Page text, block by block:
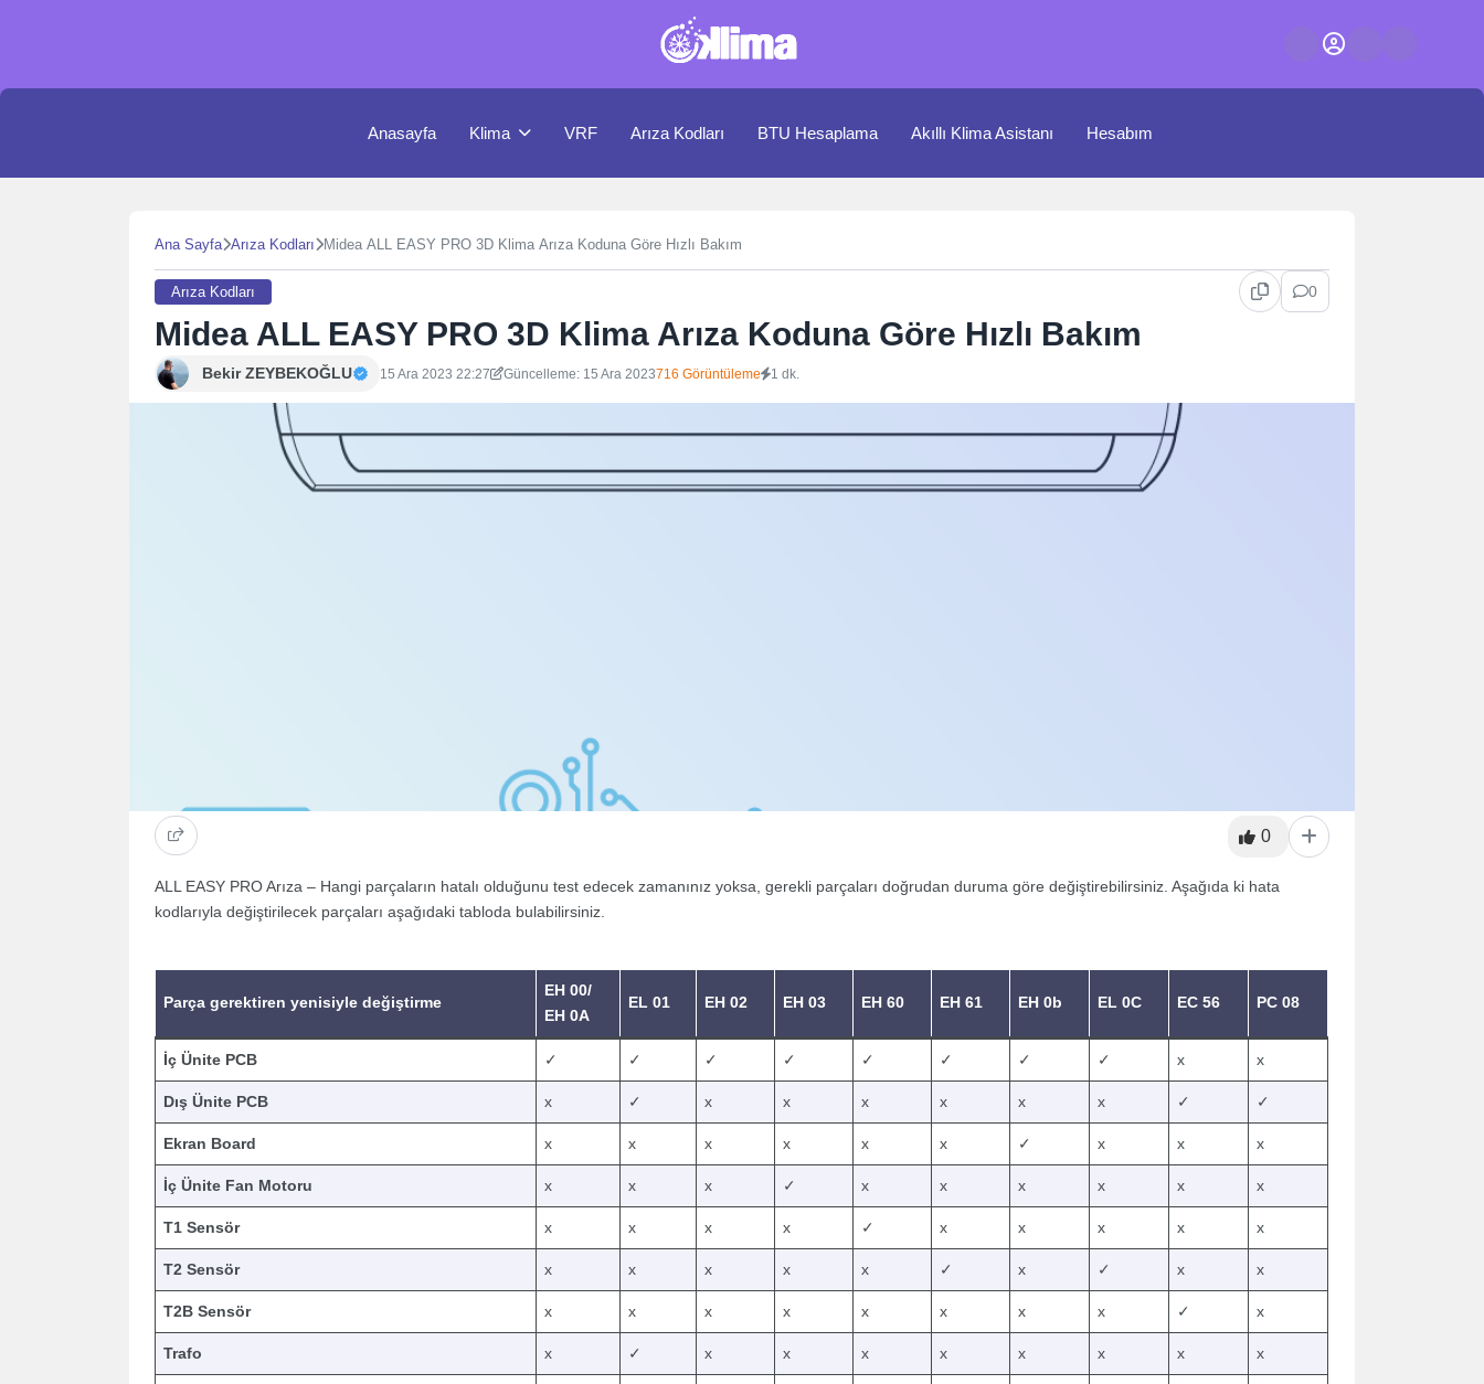
Anasayfa Klima VRF Arıza Kodları BTU Hesaplama Akıllı Klima Asistanı Hesabım
Ana Sayfa Arıza Kodları Midea ALL EASY PRO 3D Klima Arıza Koduna Göre Hızlı Bakım
Arıza Kodları 0
Midea ALL EASY PRO 3D Klima Arıza Koduna Göre Hızlı Bakım
Bekir ZEYBEKOĞLU 15 Ara 2023 22:27 Güncelleme: 15 Ara 2023716 Görüntüleme 1 dk.
0
ALL EASY PRO Arıza – Hangi parçaların hatalı olduğunu test edecek zamanınız yoksa, gerekli parçaları doğrudan duruma göre değiştirebilirsiniz. Aşağıda ki hata
kodlarıyla değiştirilecek parçaları aşağıdaki tabloda bulabilirsiniz.
Parça gerektiren yenisiyle değiştirme
EH 00/
EH 0A
EL 01 EH 02 EH 03 EH 60 EH 61 EH 0b EL 0C EC 56 PC 08
İç Ünite PCB ✓ ✓ ✓ ✓ ✓ ✓ ✓ ✓ x x
Dış Ünite PCB x ✓ x x x x x x ✓ ✓
Ekran Board x x x x x x ✓ x x x
İç Ünite Fan Motoru x x x ✓ x x x x x x
T1 Sensör x x x x ✓ x x x x x
T2 Sensör x x x x x ✓ x ✓ x x
T2B Sensör x x x x x x x x ✓ x
Trafo x ✓ x x x x x x x x